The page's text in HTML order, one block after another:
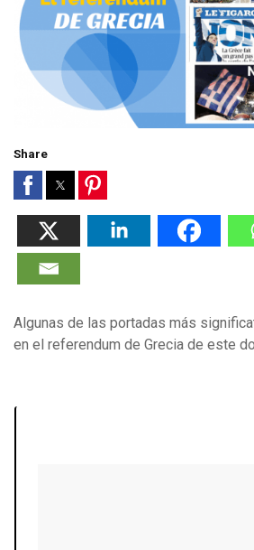
Share
Algunas de las portadas más
en el referendum de Grecia de este